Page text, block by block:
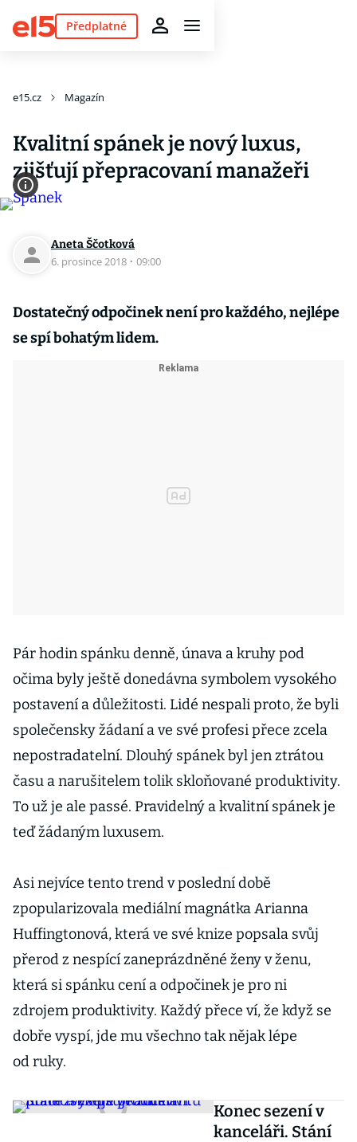
Předplatné
e15.cz Magazín
Kvalitní spánek je nový luxus,
zjišťují přepracovaní manažeři
Aneta Ščotková
6. prosince 2018 · 09:00
Dostatečný odpočinek není pro každého, nejlépe
se spí bohatým lidem.
Pár hodin spánku denně, únava a kruhy pod
očima byly ještě donedávna symbolem vysokého
postavení a důležitosti. Lidé nespali proto, že byli
společensky žádaní a ve své profesi přece zcela
nepostradatelní. Dlouhý spánek byl jen ztrátou
času a narušitelem tolik skloňované produktivity.
To už je ale passé. Pravidelný a kvalitní spánek je
teď žádaným luxusem.
Asi nejvíce tento trend v poslední době
zpopularizovala mediální magnátka Arianna
Huffingtonová, která ve své knize popsala svůj
přerod z nespící zaneprázdněné ženy v ženu,
která si spánku cení a odpočinek je pro ni
zdrojem produktivity. Každý přece ví, že když se
dobře vyspí, jde mu všechno tak nějak lépe
od ruky.
Konec sezení v
kanceláři. Stání